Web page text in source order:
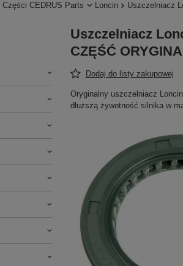
Części CEDRUS Parts Loncin Uszczelniacz
Uszczelniacz
CZĘŚĆ
Dodaj do listy zakupowej
Oryginalny uszczelniacz
dłuższą żywotność silnika w